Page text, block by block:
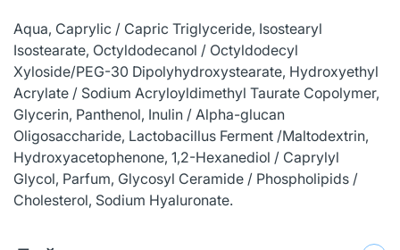
Aqua, Caprylic / Capric Triglyceride, Isostearyl
Isostearate, Octyldodecanol / Octyldodecyl
Xyloside/PEG-30 Dipolyhydroxystearate, Hydroxyethyl
Acrylate / Sodium Acryloyldimethyl Taurate Copolymer,
Glycerin, Panthenol, Inulin / Alpha-glucan
Oligosaccharide, Lactobacillus Ferment /Maltodextrin,
Hydroxyacetophenone, 1,2-Hexanediol / Caprylyl
Glycol, Pаrfum, Glycosyl Ceramide / Phospholipids /
Cholesterol, Sodium Hyaluronate.